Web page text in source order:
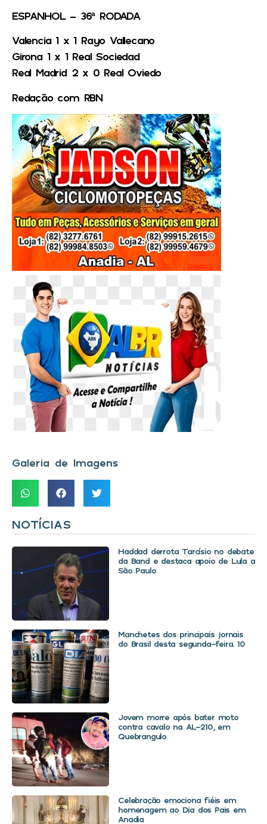
ESPANHOL – 36ª RODADA
Valencia 1 x 1 Rayo Vallecano
Girona 1 x 1 Real Sociedad
Real Madrid 2 x 0 Real Oviedo
Redação com RBN
Galeria de Imagens
NOTÍCIAS
Haddad derrota Tarcísio no debate
da Band e destaca apoio de Lula a
São Paulo
Manchetes dos principais jornais
do Brasil desta segunda-feira. 10
Jovem morre após bater moto
contra cavalo na AL-210, em
Quebrangulo
Celebração emociona fiéis em
homenagem ao Dia dos Pais em
Anadia